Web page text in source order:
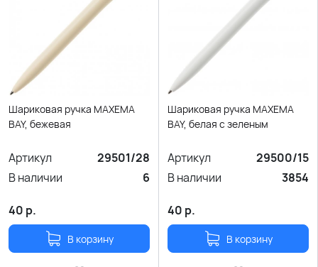
Шариковая ручка MAXEMA
BAY, бежевая
Артикул
29501/28
В наличии
6
40 р.
В корзину
Шариковая ручка MAXEMA
BAY, белая с зеленым
Артикул
29500/15
В наличии
3854
40 р.
В корзину